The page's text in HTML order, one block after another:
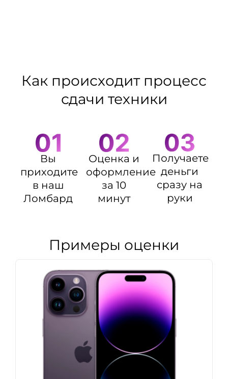
Как происходит процесс
сдачи техники
Вы
приходите
в наш
Ломбард
Оценка и
оформление
за 10
минут
Получаете
деньги
сразу на
руки
Примеры оценки